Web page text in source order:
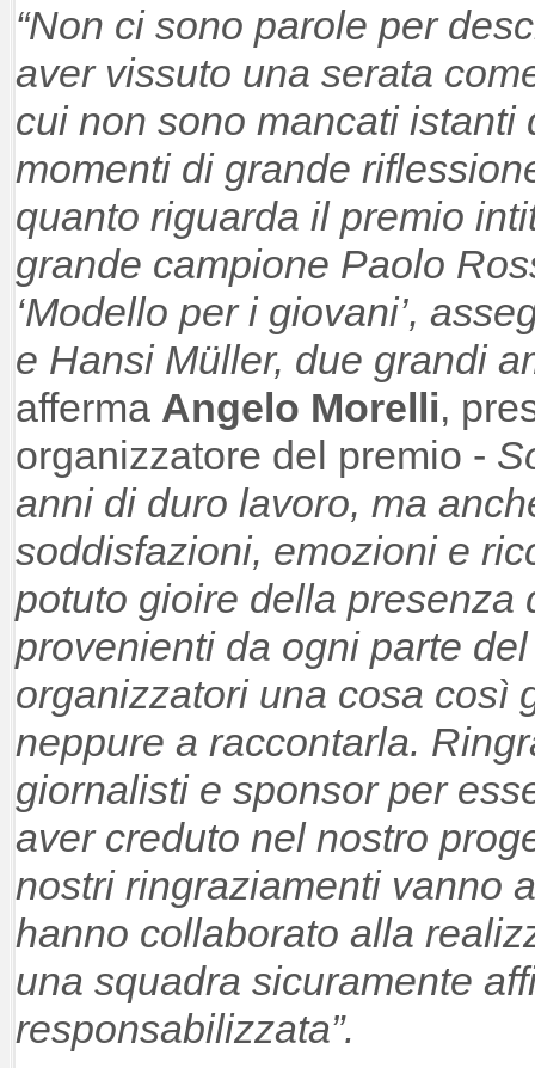
“Non ci sono parole per
aver vissuto una serata
cui non sono mancati istanti
momenti di grande
quanto riguarda il premio
grande campione Paolo
‘Modello per i giovani’,
e Hansi Müller, due grandi
afferma Angelo Morelli,
organizzatore del premio -
anni di duro lavoro, ma
soddisfazioni, emozioni e
potuto gioire della presenza
provenienti da ogni parte
organizzatori una cosa così
neppure a raccontarla.
giornalisti e sponsor per
aver creduto nel nostro
nostri ringraziamenti vanno
hanno collaborato alla
una squadra sicuramente
responsabilizzata”.